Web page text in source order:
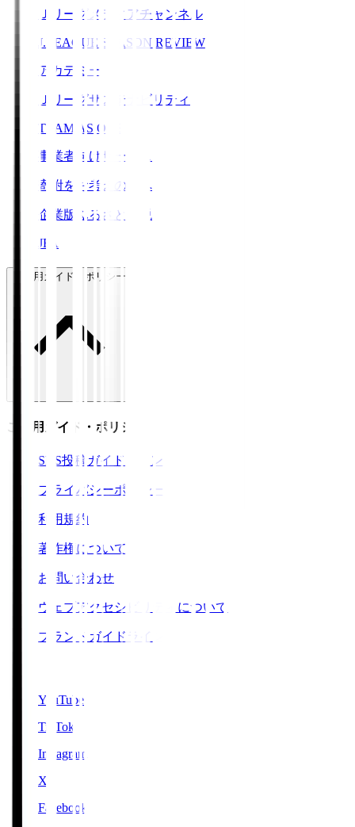
Ｊリーグメディアチャンネル
J.LEAGUE SEASON REVIEW
アカデミー
Ｊリーグサステナビリティ
TEAM AS ONE
事業者向けサービス
寄附をお考えの方へ
企業版ふるさと納税
JFA
ご利用ガイド・ポリシー
ご利用ガイド・ポリシー
SNS投稿ガイドライン
プライバシーポリシー
利用規約
著作権について
お問い合わせ
ウェブアクセシビリティについて
ブランドガイドライン
YouTube
TikTok
Instagram
X
Facebook